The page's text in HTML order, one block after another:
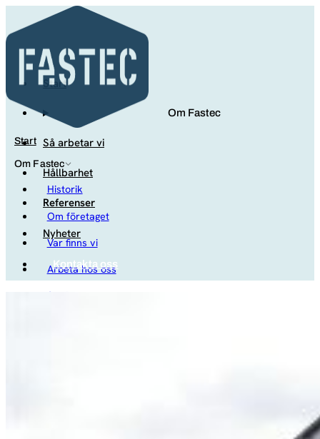
Start
Om Fastec
Historik
Om företaget
Var finns vi
Arbeta hos oss
Studenter
Start
Om Fastec
Så arbetar vi
Hållbarhet
Referenser
Nyheter
Kontakta oss